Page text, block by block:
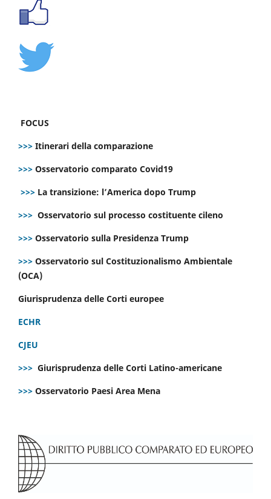
FOCUS
>>> Itinerari della comparazione
>>> Osservatorio comparato Covid19
>>> La transizione: l’America dopo Trump
>>> Osservatorio sul processo costituente cileno
>>> Osservatorio sulla Presidenza Trump
>>> Osservatorio sul Costituzionalismo Ambientale
(OCA)
Giurisprudenza delle Corti europee
ECHR
CJEU
>>> Giurisprudenza delle Corti Latino-americane
>>> Osservatorio Paesi Area Mena